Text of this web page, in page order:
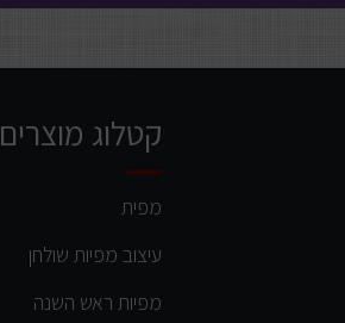
קטלוג מוצרים
מפית
עיצוב מפיות שולחן
מפיות ראש השנה